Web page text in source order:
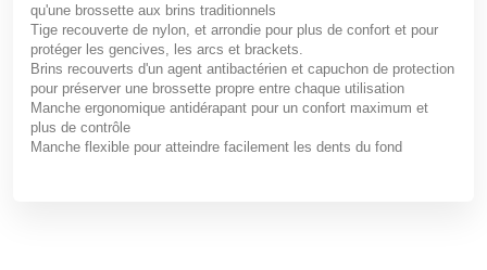
qu'une brossette aux brins traditionnels
Tige recouverte de nylon, et arrondie pour plus de confort et pour
protéger les gencives, les arcs et brackets.
Brins recouverts d'un agent antibactérien et capuchon de protection
pour préserver une brossette propre entre chaque utilisation
Manche ergonomique antidérapant pour un confort maximum et
plus de contrôle
Manche flexible pour atteindre facilement les dents du fond